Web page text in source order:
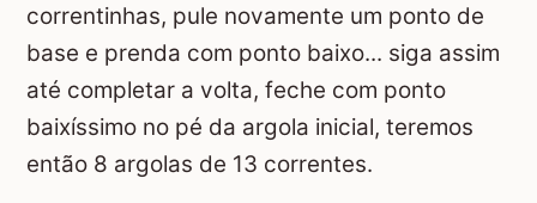
correntinhas, pule novamente um ponto de
base e prenda com ponto baixo... siga assim
até completar a volta, feche com ponto
baixíssimo no pé da argola inicial, teremos
então 8 argolas de 13 correntes.